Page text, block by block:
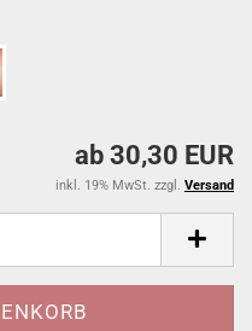
ab 30,30 EUR
inkl. 19% MwSt. zzgl. Versand